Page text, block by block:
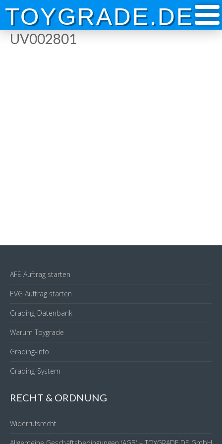
Skip
content
TOYGRADE.DE
UV002801
AFE Auftrag starten
EVG Auftrag starten
Grading-Datenbank
Warum Toygrade
Grading-Info
Grading-System
RECHT & ORDNUNG
Widerrufsrecht